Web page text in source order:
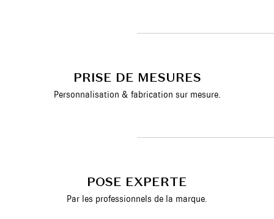
PRISE DE MESURES
Personnalisation & fabrication sur mesure.
POSE EXPERTE
Par les professionnels de la marque.